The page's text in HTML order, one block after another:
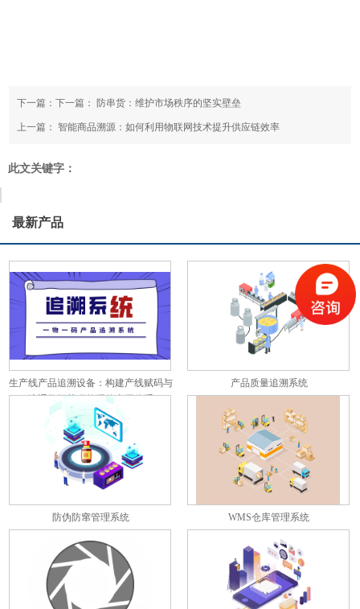
下一篇：下一篇： 防串货：维护市场秩序的坚实壁垒
上一篇：智能商品溯源：如何利用物联网技术提升供应链效率
此文关键字：
最新产品
生产线产品追溯设备：构建产线赋码与
流通数据关联的硬件支撑体系
产品质量追溯系统
防伪防窜管理系统 WMS仓库管理系统